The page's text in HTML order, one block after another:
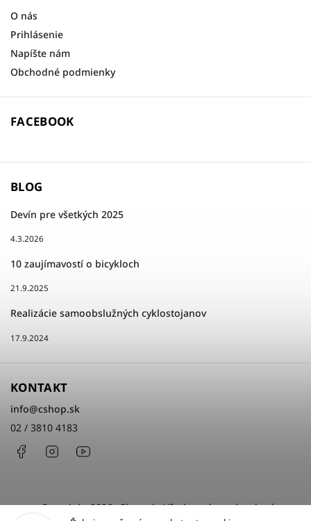
O nás
Prihlásenie
Napíšte nám
Obchodné podmienky
FACEBOOK
BLOG
Devín pre všetkých 2025
4.3.2026
10 zaujímavostí o bicykloch
21.9.2025
Realizácie samoobslužných cyklostojanov
17.9.2024
KONTAKT
info@cshop.sk
02 / 3810 4183
FacebookInstagram
Copyright 2026cShop.sk. Všetky práva vyhradené.